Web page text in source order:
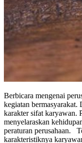
Berbicara mengenai
kegiatan bermasyarakat.
karakter sifat karyawan.
menyelaraskan
peraturan perusahaan.
karakteristiknya